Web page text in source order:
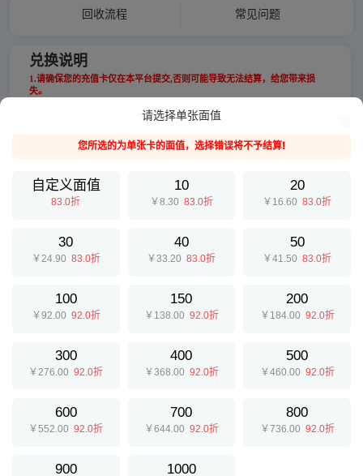
回收流程 常见问题
兑换说明
1.请确保您的充值卡仅在本平台提交,否则可能导致无法结算，给您带来损
失。
给您带来损失。
5.为保证您的账户安全，请配合平台做好相关身份认证。不同的认证等级结算
额度也是不一样的。
6.请确保充值卡来源合法，E收卡拒绝一切通过传销、诈骗、洗钱等非法手段
请选择单张面值
您所选的为单张卡的面值，选择错误将不予结算!
自定义面值
83.0折
10
￥8.30 83.0折
20
￥16.6083.0折
30
￥24.90 83.0折
40
￥33.2083.0折
50
￥41.5083.0折
100
￥92.00 92.0折
150
￥138.00 92.0折
200
￥184.00 92.0折
300
￥276.0092.0折
400
￥368.00 92.0折
500
￥460.00 92.0折
600
￥552.0092.0折
700
￥644.00 92.0折
800
￥736.00 92.0折
900 1000